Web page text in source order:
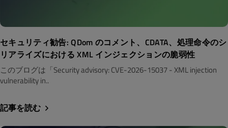
セキュリティ勧告: QDom のコメント、CDATA、処理命令のシ
リアライズにおける XML インジェクションの脆弱性
このブログは「Security advisory: CVE-2026-15037 - XML injection
vulnerability in..
記事を読む